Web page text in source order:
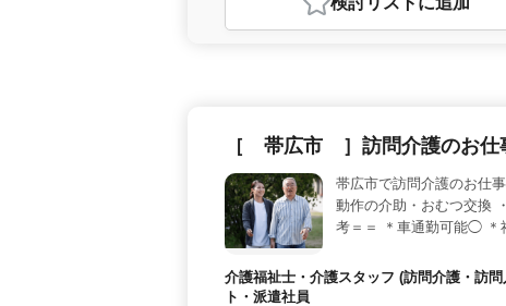
＜中高年の方も大歓迎♪＞ 経験豊富な
いチャレンジやアイデアも歓迎してい
利厚生♪＞ 当社では、交通費支給や資
く働ける職場を目指していますので、
［ 帯広市 ］訪問介護のお仕
帯広市で訪問介護のお仕
動作の介助・おむつ交換
考＝＝ ＊車通勤可能◯ ＊
介護福祉士・介護スタッフ (訪問介護・訪
ト・派遣社員